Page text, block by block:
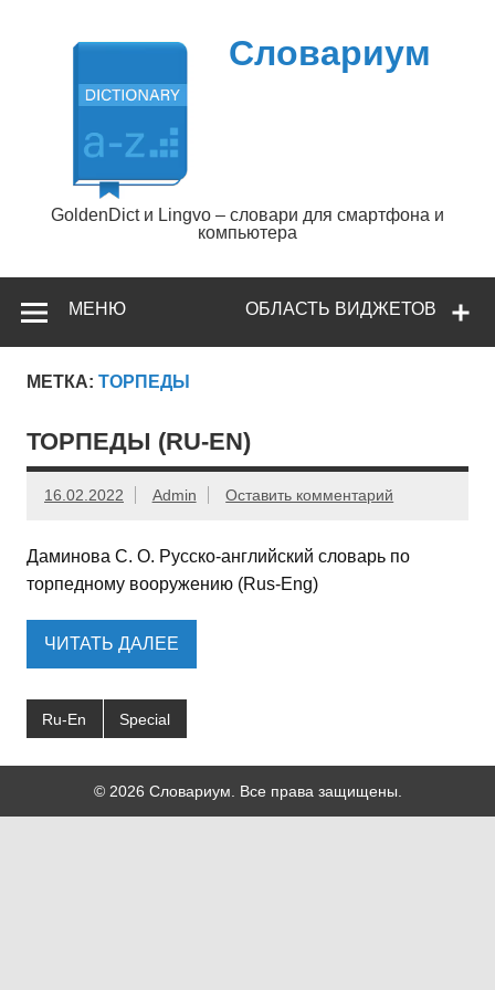
содержимому
Словариум
GoldenDict и Lingvo – словари для смартфона и
компьютера
ОБЛАСТЬ ВИДЖЕТОВ
МЕНЮ
МЕТКА: ТОРПЕДЫ
ТОРПЕДЫ (RU-EN)
16.02.2022 Admin Оставить комментарий
Даминова С. О. Русско-английский словарь по
торпедному вооружению (Rus-Eng)
ЧИТАТЬ ДАЛЕЕ
Ru-En Special
© 2026 Словариум. Все права защищены.